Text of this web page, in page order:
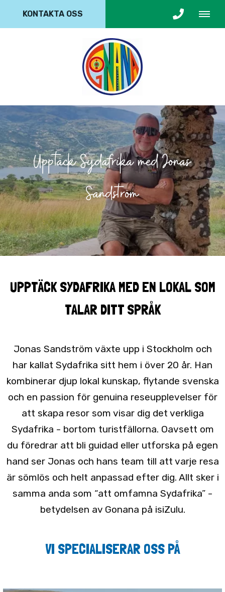
KONTAKTA OSS
UPPTÄCK SYDAFRIKA MED EN LOKAL SOM
TALAR DITT SPRÅK
Jonas Sandström växte upp i Stockholm och
har kallat Sydafrika sitt hem i över 20 år. Han
kombinerar djup lokal kunskap, flytande svenska
och en passion för genuina reseupplevelser för
att skapa resor som visar dig det verkliga
Sydafrika - bortom turistfällorna. Oavsett om
du föredrar att bli guidad eller utforska på egen
hand ser Jonas och hans team till att varje resa
är sömlös och helt anpassad efter dig. Allt sker i
samma anda som “att omfamna Sydafrika” -
betydelsen av Gonana på isiZulu.
VI SPECIALISERAR OSS PÅ